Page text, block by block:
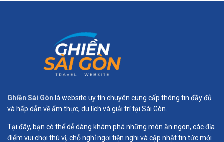
Ghiền Sài Gòn là website uy tín chuyên cung cấp thông tin đầy đủ
và hấp dẫn về ẩm thực, du lịch và giải trí tại Sài Gòn.
Tại đây, bạn có thể dễ dàng khám phá những món ăn ngon, các địa
điểm vui chơi thú vị, chỗ nghỉ ngơi tiện nghi và cập nhật tin tức mới